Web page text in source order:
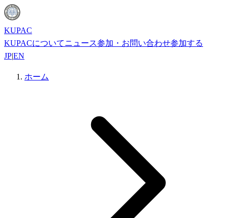
KUPAC
KUPACについてニュース参加・お問い合わせ参加する
JP|EN
ホーム